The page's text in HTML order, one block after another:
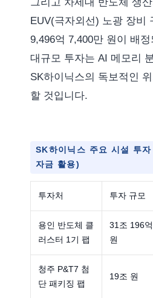
EUV(극자외선) 노광 장비
9,496억 7,400만 원이 배
대규모 투자는 AI 메모리
SK하이닉스의 독보적인
할 것입니다.
SK하이닉스 주요 시설 투
자금 활용)
투자처 투자 규모
용인 반도체 클
러스터 1기 팹
31조 196억
원
청주 P&T7 첨
단 패키징 팹
19조 원